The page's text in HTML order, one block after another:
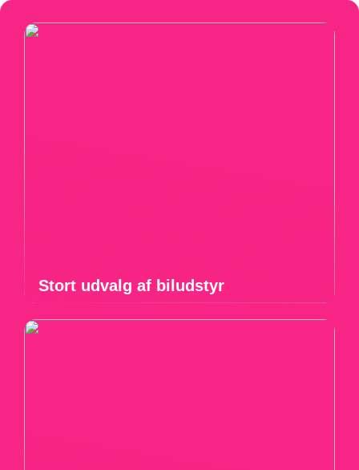
Stort udvalg af biludstyr